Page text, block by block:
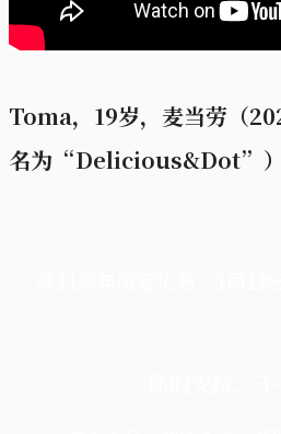
Toma，19岁，麦当劳（
名为“Delicious&Dot”